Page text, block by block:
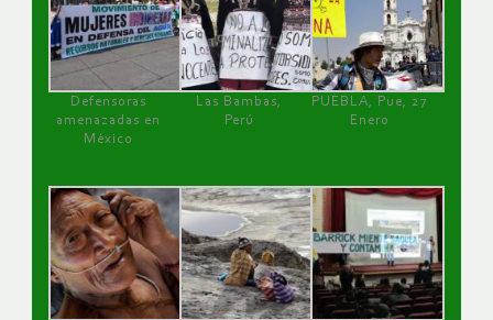
Defensoras
amenazadas en
México
Las Bambas,
Perú
PUEBLA, Pue, 27
Enero